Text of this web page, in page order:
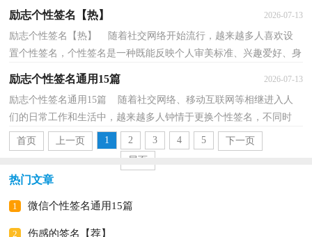
励志个性签名【热】 2026-07-13
励志个性签名【热】 随着社交网络开始流行，越来越多人喜欢设
置个性签名，个性签名是一种既能反映个人审美标准、兴趣爱好、身
励志个性签名通用15篇 2026-07-13
励志个性签名通用15篇 随着社交网络、移动互联网等相继进入人
们的日常工作和生活中，越来越多人钟情于更换个性签名，不同时
期，不同环境，个性签名是不一样的，体现出人的不同心境...
首页 上一页 1 2 3 4 5
下一页
尾页
热门文章
1 微信个性签名通用15篇
2 伤感的签名【荐】